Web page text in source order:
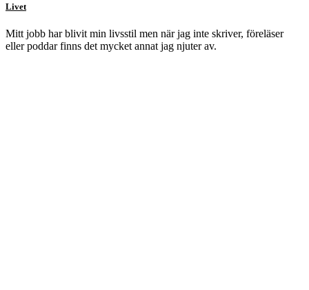
Livet
Mitt jobb har blivit min livsstil men när jag inte skriver, föreläser
eller poddar finns det mycket annat jag njuter av.